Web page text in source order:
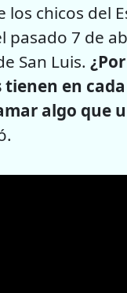
chicos del
pasado 7 de
San Luis.
tienen en
algo que